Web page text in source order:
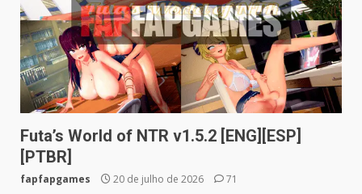
Futa’s World of NTR v1.5.2 [ENG][ESP]
[PTBR]
fapfapgames 20 de julho de 2026 71